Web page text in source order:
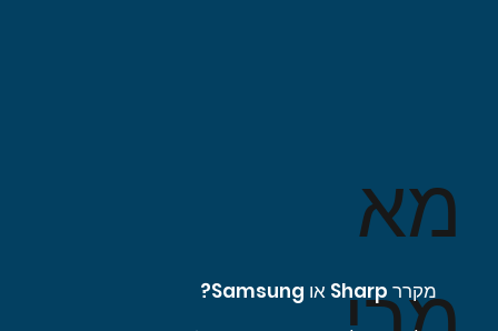
מא
מקרר Sharp או Samsung?